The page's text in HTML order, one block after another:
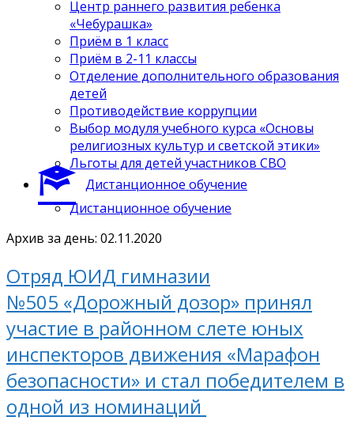
Центр раннего развития ребенка
«Чебурашка»
Приём в 1 класс
Приём в 2-11 классы
Отделение дополнительного образования
детей
Противодействие коррупции
Выбор модуля учебного курса «Основы
религиозных культур и светской этики»
Льготы для детей участников СВО
Дистанционное обучение
Дистанционное обучение
Архив за день: 02.11.2020
Отряд ЮИД гимназии
№505 «Дорожный дозор» принял
участие в районном слете юных
инспекторов движения «Марафон
безопасности» и стал победителем в
одной из номинаций